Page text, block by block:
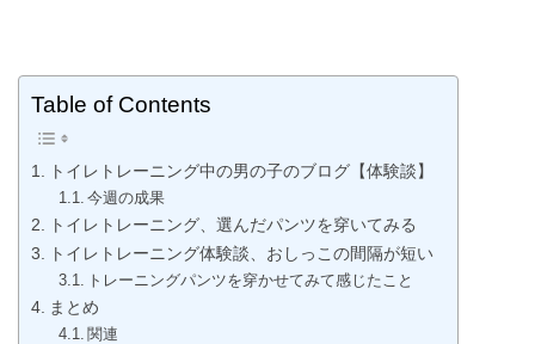
Table of Contents
トイレトレーニング中の男の子のブログ【体験談】
今週の成果
トイレトレーニング、選んだパンツを穿いてみる
トイレトレーニング体験談、おしっこの間隔が短い
トレーニングパンツを穿かせてみて感じたこと
まとめ
関連